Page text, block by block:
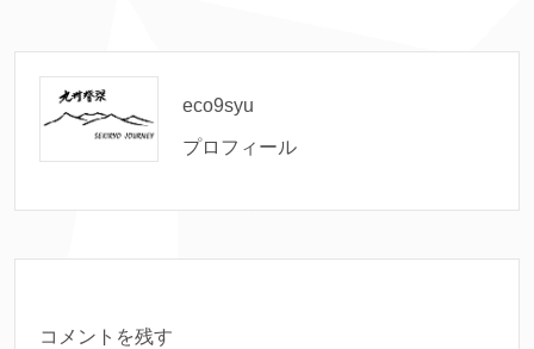
eco9syu
プロフィール
コメントを残す